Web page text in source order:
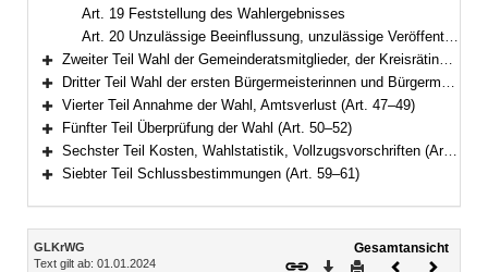
Art. 19 Feststellung des Wahlergebnisses
Art. 20 Unzulässige Beeinflussung, unzulässige Veröffentlichung von Befragungen, Wahlgeheimnis
Bereich erweitern
Zweiter Teil Wahl der Gemeinderatsmitglieder, der Kreisrätinnen und Kreisräte (Art. 21–38)
Bereich erweitern
Dritter Teil Wahl der ersten Bürgermeisterinnen und Bürgermeister, der Landrätinnen und Landräte (Art. 39–46)
Bereich erweitern
Vierter Teil Annahme der Wahl, Amtsverlust (Art. 47–49)
Bereich erweitern
Fünfter Teil Überprüfung der Wahl (Art. 50–52)
Bereich erweitern
Sechster Teil Kosten, Wahlstatistik, Vollzugsvorschriften (Art. 53–58)
Siebter Teil Schlussbestimmungen (Art. 59–61)
Inhalt
GLKrWG
Text gilt ab: 01.01.2024
Gesamtansicht
Download
DruckenVorheriges